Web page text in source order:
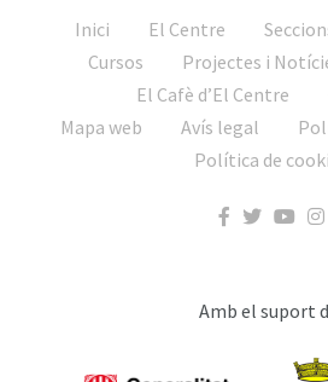
Inici El Centre
Cursos
Projectes i
El Cafè d’El Centre
Mapa web
Avís legal
Política de
Amb el suport